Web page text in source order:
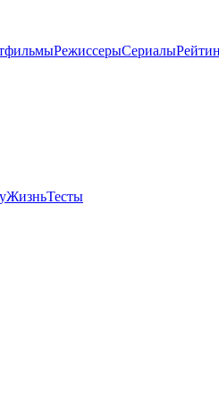
РежиссерыСериалы
ЖизньТесты